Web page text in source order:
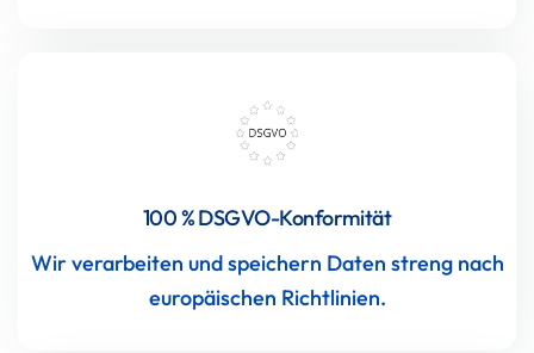
100 % DSGVO-Konformität
Wir verarbeiten und speichern Daten streng nach
europäischen Richtlinien.